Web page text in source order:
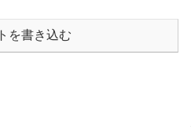
を書き込む